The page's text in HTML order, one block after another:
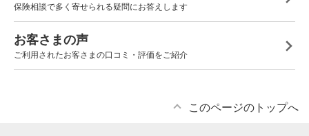
保険相談で多く寄せられる疑問にお答えします
お客さまの声
ご利用されたお客さまの口コミ・評価をご紹介
このページのトップへ